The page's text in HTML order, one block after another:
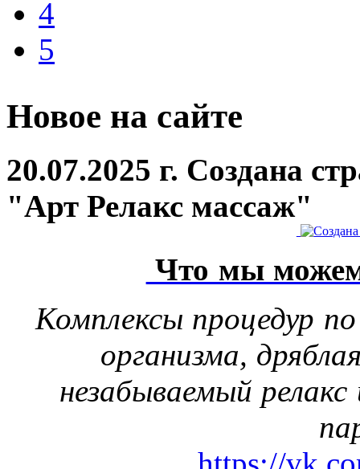
4
5
Новое на сайте
20.07.2025 г. Создана
"Арт Релакс массаж"
Что мы
Комплексы процедур
организма,
незабываемый